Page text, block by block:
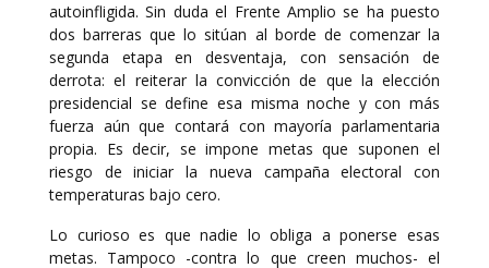
autoinfligida. Sin duda el Frente Amplio se ha puesto
dos barreras que lo sitúan al borde de comenzar la
segunda etapa en desventaja, con sensación de
derrota: el reiterar la convicción de que la elección
presidencial se define esa misma noche y con más
fuerza aún que contará con mayoría parlamentaria
propia. Es decir, se impone metas que suponen el
riesgo de iniciar la nueva campaña electoral con
temperaturas bajo cero.
Lo curioso es que nadie lo obliga a ponerse esas
metas. Tampoco -contra lo que creen muchos- el